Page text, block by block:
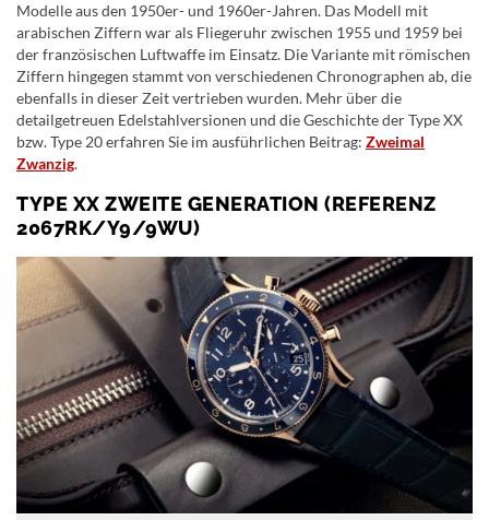
Modelle aus den 1950er- und 1960er-Jahren. Das Modell mit
arabischen Ziffern war als Fliegeruhr zwischen 1955 und 1959 bei
der französischen Luftwaffe im Einsatz. Die Variante mit römischen
Ziffern hingegen stammt von verschiedenen Chronographen ab, die
ebenfalls in dieser Zeit vertrieben wurden. Mehr über die
detailgetreuen Edelstahlversionen und die Geschichte der Type XX
bzw. Type 20 erfahren Sie im ausführlichen Beitrag: Zweimal
Zwanzig.
TYPE XX ZWEITE GENERATION (REFERENZ
2067RK/Y9/9WU)